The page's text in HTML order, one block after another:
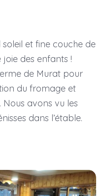
et fine couche de
des enfants !
de Murat pour
du fromage et
Nous avons vu les
dans l’étable.